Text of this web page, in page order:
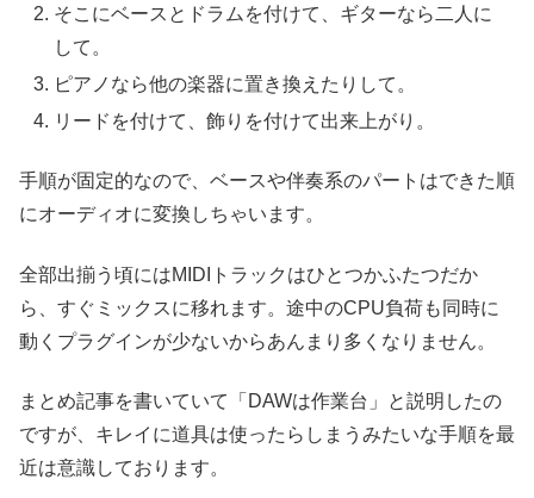
そこにベースとドラムを付けて、ギターなら二人に
して。
ピアノなら他の楽器に置き換えたりして。
リードを付けて、飾りを付けて出来上がり。
手順が固定的なので、ベースや伴奏系のパートはできた順
にオーディオに変換しちゃいます。
全部出揃う頃にはMIDIトラックはひとつかふたつだか
ら、すぐミックスに移れます。途中のCPU負荷も同時に
動くプラグインが少ないからあんまり多くなりません。
まとめ記事を書いていて「DAWは作業台」と説明したの
ですが、キレイに道具は使ったらしまうみたいな手順を最
近は意識しております。